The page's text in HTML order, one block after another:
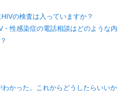
の検査は入っていますか？
・性感染症の電話相談はどのような内
わかった。これからどうしたらいいか